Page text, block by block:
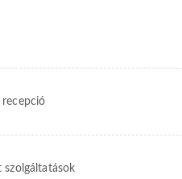
recepció
szolgáltatások